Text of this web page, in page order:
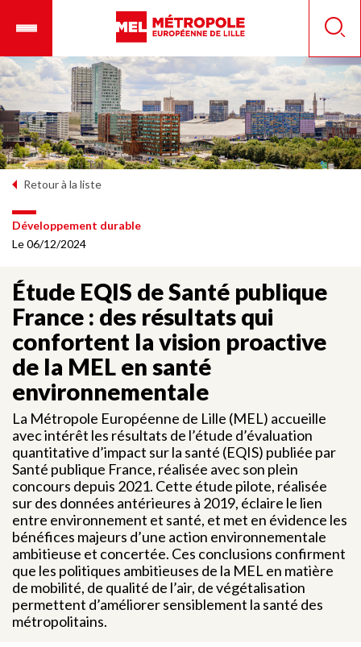
principal
mobile
Retour à la liste
Développement durable
Le 06/12/2024
Étude EQIS de Santé publique
France : des résultats qui
confortent la vision proactive
de la MEL en santé
environnementale
La Métropole Européenne de Lille (MEL) accueille
avec intérêt les résultats de l’étude d’évaluation
quantitative d’impact sur la santé (EQIS) publiée par
Santé publique France, réalisée avec son plein
concours depuis 2021. Cette étude pilote, réalisée
sur des données antérieures à 2019, éclaire le lien
entre environnement et santé, et met en évidence les
bénéfices majeurs d’une action environnementale
ambitieuse et concertée. Ces conclusions confirment
que les politiques ambitieuses de la MEL en matière
de mobilité, de qualité de l’air, de végétalisation
permettent d’améliorer sensiblement la santé des
métropolitains.
Panneau de gestion des cookies